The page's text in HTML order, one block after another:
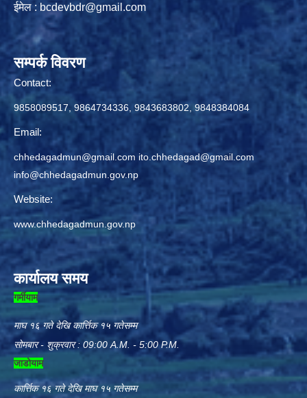
ईमेल : bcdevbdr@gmail.com
सम्पर्क विवरण
Contact:
9858089517, 9864734336, 9843683802, 9848384084
Email:
chhedagadmun@gmail.com ito.chhedagad@gmail.com
info@chhedagadmun.gov.np
Website:
www.chhedagadmun.gov.np
कार्यालय समय
गर्मीयाम
माघ १६ गते देखि कार्त्तिक १५ गतेसम्म
सोमबार - शुक्रवार : 09:00 A.M. - 5:00 P.M.
जाडोयाम
कार्त्तिक १६ गते देखि माघ १५ गतेसम्म